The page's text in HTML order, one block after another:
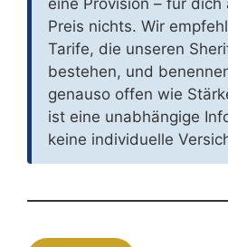
Preis nichts. Wir
Tarife, die unseren
bestehen, und
genauso offen wie
ist eine unabhängige
keine individuelle